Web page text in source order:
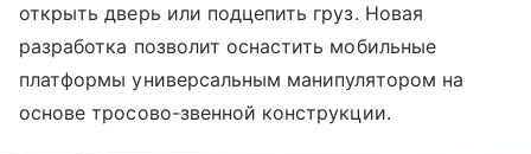
открыть дверь или подцепить груз. Новая
разработка позволит оснастить мобильные
платформы универсальным манипулятором на
основе тросово-звенной конструкции.